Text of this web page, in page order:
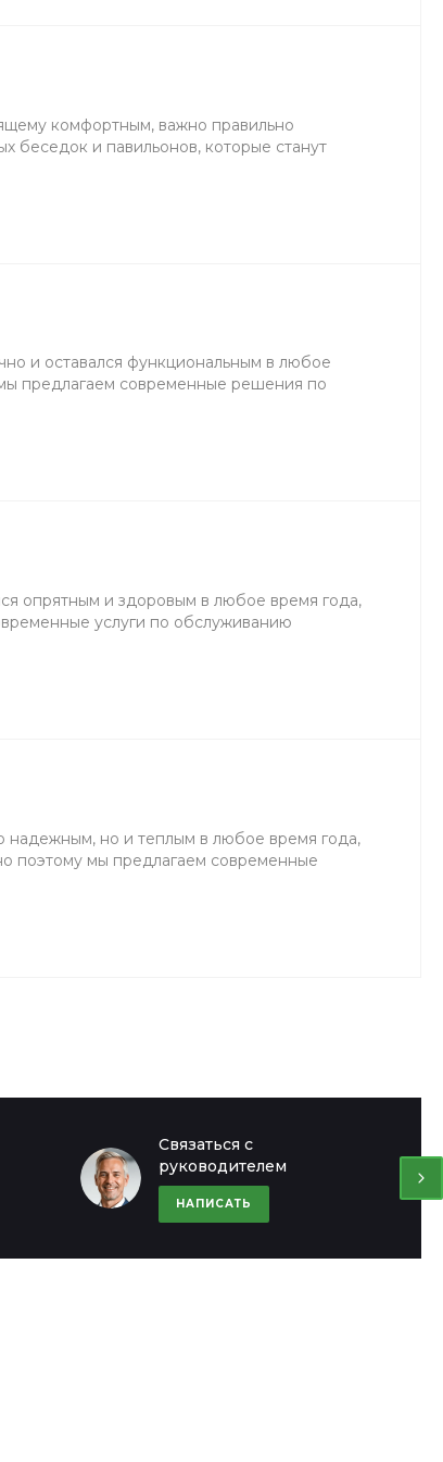
д. 11
Пн-Пт 9:30-18:30 Сб-Вс
Выходной
комфортным, важно правильно
беседок и павильонов, которые станут
и оставался функциональным в любое
предлагаем современные решения по
опрятным и здоровым в любое время года,
услуги по обслуживанию
надежным, но и теплым в любое время года,
поэтому мы предлагаем современные
Связаться с
руководителем
НАПИСАТЬ
Офис в Москве
8 (000) 000-00-00
ул. Шапкина, д. 11
8 (000) 000-
ул. Шапкина, д.